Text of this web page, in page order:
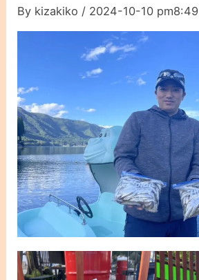
By kizakiko / 2024-10-10 pm8:49